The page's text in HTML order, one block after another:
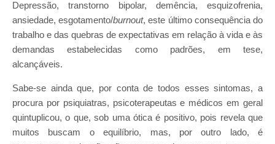
Depressão, transtorno bipolar, demência, esquizofrenia,
ansiedade, esgotamento/burnout, este último consequência do
trabalho e das quebras de expectativas em relação à vida e às
demandas estabelecidas como padrões, em tese,
alcançáveis.
Sabe-se ainda que, por conta de todos esses sintomas, a
procura por psiquiatras, psicoterapeutas e médicos em geral
quintuplicou, o que, sob uma ótica é positivo, pois revela que
muitos buscam o equilíbrio, mas, por outro lado, é